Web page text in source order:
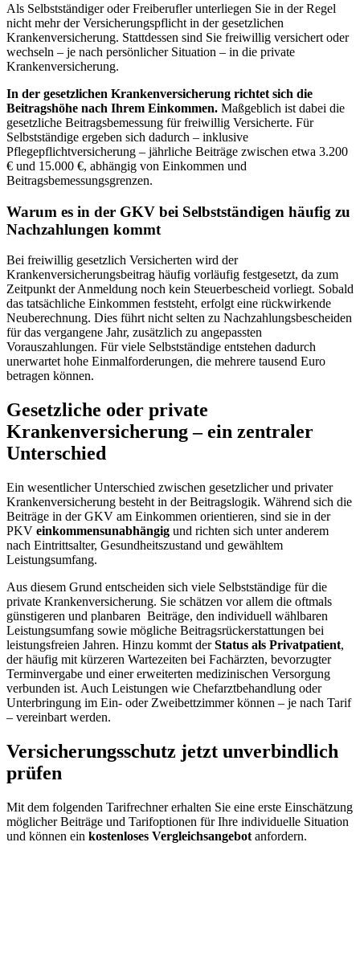
Als Selbstständiger oder Freiberufler unterliegen Sie in der Regel
nicht mehr der Versicherungspflicht in der gesetzlichen
Krankenversicherung. Stattdessen sind Sie freiwillig versichert oder
wechseln – je nach persönlicher Situation – in die private
Krankenversicherung.
In der gesetzlichen Krankenversicherung richtet sich die
Beitragshöhe nach Ihrem Einkommen. Maßgeblich ist dabei die
gesetzliche Beitragsbemessung für freiwillig Versicherte. Für
Selbstständige ergeben sich dadurch – inklusive
Pflegepflichtversicherung – jährliche Beiträge zwischen etwa 3.200
€ und 15.000 €, abhängig von Einkommen und
Beitragsbemessungsgrenzen.
Warum es in der GKV bei Selbstständigen häufig zu
Nachzahlungen kommt
Bei freiwillig gesetzlich Versicherten wird der
Krankenversicherungsbeitrag häufig vorläufig festgesetzt, da zum
Zeitpunkt der Anmeldung noch kein Steuerbescheid vorliegt. Sobald
das tatsächliche Einkommen feststeht, erfolgt eine rückwirkende
Neuberechnung. Dies führt nicht selten zu Nachzahlungsbescheiden
für das vergangene Jahr, zusätzlich zu angepassten
Vorauszahlungen. Für viele Selbstständige entstehen dadurch
unerwartet hohe Einmalforderungen, die mehrere tausend Euro
betragen können.
Gesetzliche oder private
Krankenversicherung – ein zentraler
Unterschied
Ein wesentlicher Unterschied zwischen gesetzlicher und privater
Krankenversicherung besteht in der Beitragslogik. Während sich die
Beiträge in der GKV am Einkommen orientieren, sind sie in der
PKV einkommensunabhängig und richten sich unter anderem
nach Eintrittsalter, Gesundheitszustand und gewähltem
Leistungsumfang.
Aus diesem Grund entscheiden sich viele Selbstständige für die
private Krankenversicherung. Sie schätzen vor allem die oftmals
günstigeren und planbaren Beiträge, den individuell wählbaren
Leistungsumfang sowie mögliche Beitragsrückerstattungen bei
leistungsfreien Jahren. Hinzu kommt derStatus als Privatpatient,
der häufig mit kürzeren Wartezeiten bei Fachärzten, bevorzugter
Terminvergabe und einer erweiterten medizinischen Versorgung
verbunden ist. Auch Leistungen wie Chefarztbehandlung oder
Unterbringung im Ein- oder Zweibettzimmer können – je nach Tarif
– vereinbart werden.
Versicherungsschutz jetzt unverbindlich
prüfen
Mit dem folgenden Tarifrechner erhalten Sie eine erste Einschätzung
möglicher Beiträge und Tarifoptionen für Ihre individuelle Situation
und können ein kostenloses Vergleichsangebot anfordern.